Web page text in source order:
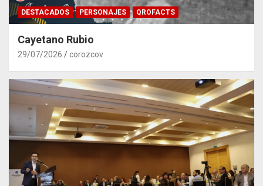
DESTACADOS PERSONAJES QROFACTS
Cayetano Rubio
29/07/2026 corozcov